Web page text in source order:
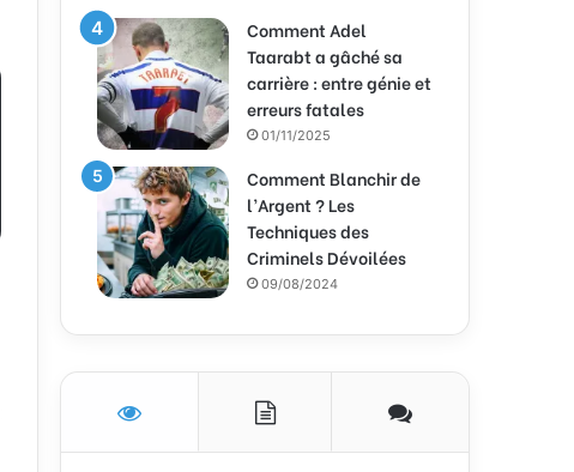
Comment Adel
Taarabt a gâché sa
carrière : entre génie et
erreurs fatales
01/11/2025
Comment Blanchir de
l’Argent ? Les
Techniques des
Criminels Dévoilées
09/08/2024